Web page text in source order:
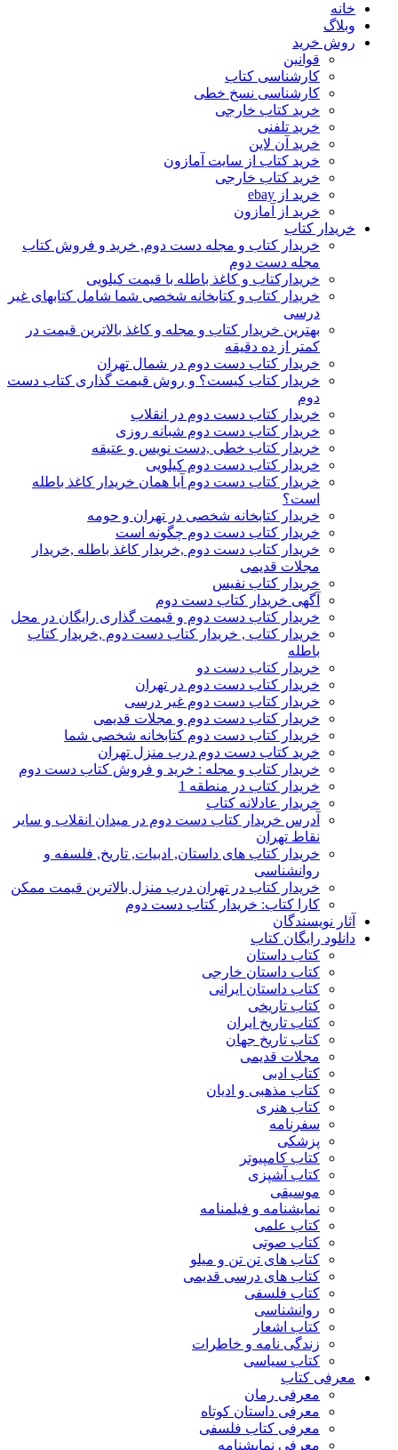
خانه
وبلاگ
روش خرید
قوانین
کارشناسی کتاب
کارشناسی نسخ خطی
خرید کتاب خارجی
خرید تلفنی
خرید آن لاین
خرید کتاب از سایت آمازون
خرید کتاب خارجی
خرید از ebay
خرید از آمازون
خریدار کتاب
خریدار کتاب و مجله دست دوم, خرید و فروش کتاب
مجله دست دوم
خریدارکتاب و کاغذ باطله با قیمت کیلویی
خریدار کتاب و کتابخانه شخصی شما شامل کتابهای غیر
درسی
بهترین خریدار کتاب و مجله و کاغذ بالاترین قیمت در
کمتر از ده دقیقه
خریدار کتاب دست دوم در شمال تهران
خریدار کتاب کیست؟ و روش قیمت گذاری کتاب دست
دوم
خریدار کتاب دست دوم در انقلاب
خریدار کتاب دست دوم شبانه روزی
خریدار کتاب خطی ,دست نویس و عتیقه
خریدار کتاب دست دوم کیلویی
خریدار کتاب دست دوم آیا همان خریدار کاغذ باطله
است؟
خریدار کتابخانه شخصی در تهران و حومه
خریدار کتاب دست دوم چگونه است
خریدار کتاب دست دوم ,خریدار کاغذ باطله ,خریدار
مجلات قدیمی
خریدار کتاب نفیس
آگهی خریدار کتاب دست دوم
خریدار کتاب دست دوم و قیمت گذاری رایگان در محل
خریدار کتاب , خریدار کتاب دست دوم ,خریدار کتاب
باطله
خریدار کتاب دست دو
خریدار کتاب دست دوم در تهران
خریدار کتاب دست دوم غیر درسی
خریدار کتاب دست دوم و مجلات قدیمی
خریدار کتاب دست دوم کتابخانه شخصی شما
خرید کتاب دست دوم درب منزل تهران
خریدار کتاب و مجله : خرید و فروش کتاب دست دوم
خریدار کتاب در منطقه 1
خریدار عادلانه کتاب
آدرس خریدار کتاب دست دوم در میدان انقلاب و سایر
نقاط تهران
خریدار کتاب های داستان, ادبیات, تاریخ, فلسفه و
روانشناسی
خریدار کتاب در تهران درب منزل بالاترین قیمت ممکن
کارا کتاب: خریدار کتاب دست دوم
آثار نویسندگان
دانلود رایگان کتاب
کتاب داستان
کتاب داستان خارجی
کتاب داستان ایرانی
کتاب تاریخی
کتاب تاریخ ایران
کتاب تاریخ جهان
مجلات قدیمی
کتاب ادبی
کتاب مذهبی و ادیان
کتاب هنری
سفرنامه
پزشکی
کتاب کامپیوتر
کتاب آشپزی
موسیقی
نمایشنامه و فیلمنامه
کتاب علمی
کتاب صوتی
کتاب های تن تن و میلو
کتاب های درسی قدیمی
کتاب فلسفی
روانشناسی
کتاب اشعار
زندگی نامه و خاطرات
کتاب سیاسی
معرفی کتاب
معرفی رمان
معرفی داستان کوتاه
معرفی کتاب فلسفی
معرفی نمایشنامه